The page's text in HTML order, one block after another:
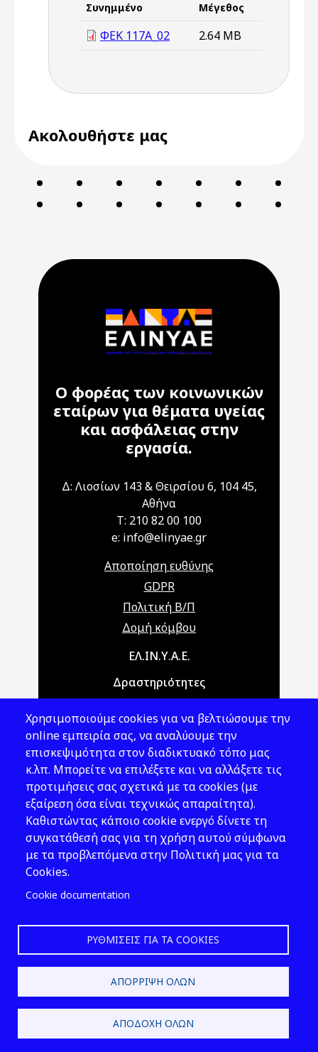
Συνημμένο Μέγεθος
ΦΕΚ 117Α_02 2.64 MB
Ακολουθήστε μας
Ο φορέας των κοινωνικών
εταίρων για θέματα υγείας
και ασφάλειας στην
εργασία.
Δ: Λιοσίων 143 & Θειρσίου 6, 104 45,
Αθήνα
T: 210 82 00 100
e: info@elinyae.gr
Αποποίηση ευθύνης
GDPR
Πολιτική Β/Π
Δομή κόμβου
Main navigationΕΛ.ΙΝ.Υ.Α.Ε.
Δραστηριότητες
Νομοθεσία
Εκδόσεις
Νέα - Εκδηλώσεις
Ακολουθήστε μας
Χρησιμοποιούμε cookies για να βελτιώσουμε την
online εμπειρία σας, να αναλύουμε την
επισκεψιμότητα στον διαδικτυακό τόπο μας
κ.λπ. Μπορείτε να επιλέξετε και να αλλάξετε τις
προτιμήσεις σας σχετικά με τα cookies (με
εξαίρεση όσα είναι τεχνικώς απαραίτητα).
Καθιστώντας κάποιο cookie ενεργό δίνετε τη
συγκατάθεσή σας για τη χρήση αυτού σύμφωνα
με τα προβλεπόμενα στην Πολιτική μας για τα
Cookies.
Cookie documentation
ΡΥΘΜΊΣΕΙΣ ΓΙΑ ΤΑ COOKIES
ΑΠΌΡΡΙΨΗ ΌΛΩΝ
ΑΠΟΔΟΧΉ ΌΛΩΝ
2026 © ΕΛ.ΙΝ.Υ.Α.Ε.
Design & Development by